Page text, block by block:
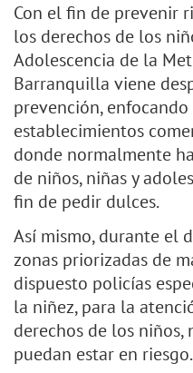
Con el fin de prevenir
los derechos de los
Adolescencia de la
Barranquilla viene
prevención, enfocando
establecimientos
donde normalmente
de niños, niñas y
fin de pedir dulces.
Así mismo, durante el
zonas priorizadas de
dispuesto policías
la niñez, para la
derechos de los niños,
puedan estar en riesgo.